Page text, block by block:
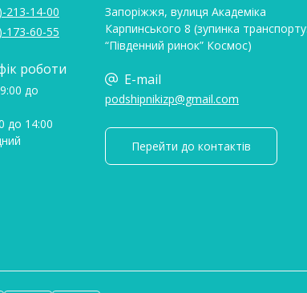
213-14-00
173-60-55
роботи
до
до 14:00
Запоріжжя, вулиця Академіка
Карпинського 8 (зупинка транспорту:
“Південний ринок” Космос)
E-mail
podshipnikizp@gmail.com
Перейти до контактів